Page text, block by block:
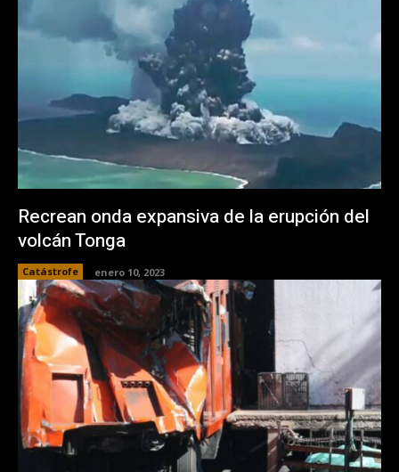
Recrean onda expansiva de la erupción del
volcán Tonga
Catástrofe enero 10, 2023